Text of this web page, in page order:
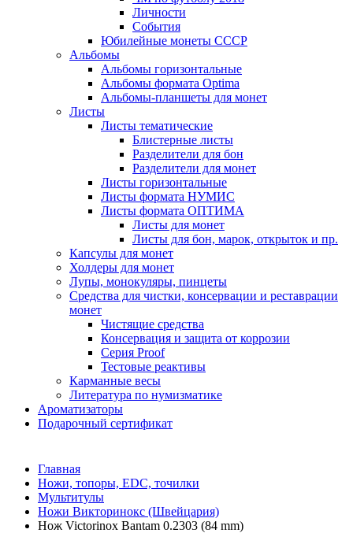
Личности
События
Юбилейные монеты СССР
Альбомы
Альбомы горизонтальные
Альбомы формата Optima
Альбомы-планшеты для монет
Листы
Листы тематические
Блистерные листы
Разделители для бон
Разделители для монет
Листы горизонтальные
Листы формата НУМИС
Листы формата ОПТИМА
Листы для монет
Листы для бон, марок, открыток и пр.
Капсулы для монет
Холдеры для монет
Лупы, монокуляры, пинцеты
Средства для чистки, консервации и реставрации
монет
Чистящие средства
Консервация и защита от коррозии
Серия Proof
Тестовые реактивы
Карманные весы
Литература по нумизматике
Ароматизаторы
Подарочный сертификат
Главная
Ножи, топоры, EDC, точилки
Мультитулы
Ножи Викторинокс (Швейцария)
Нож Victorinox Bantam 0.2303 (84 mm)